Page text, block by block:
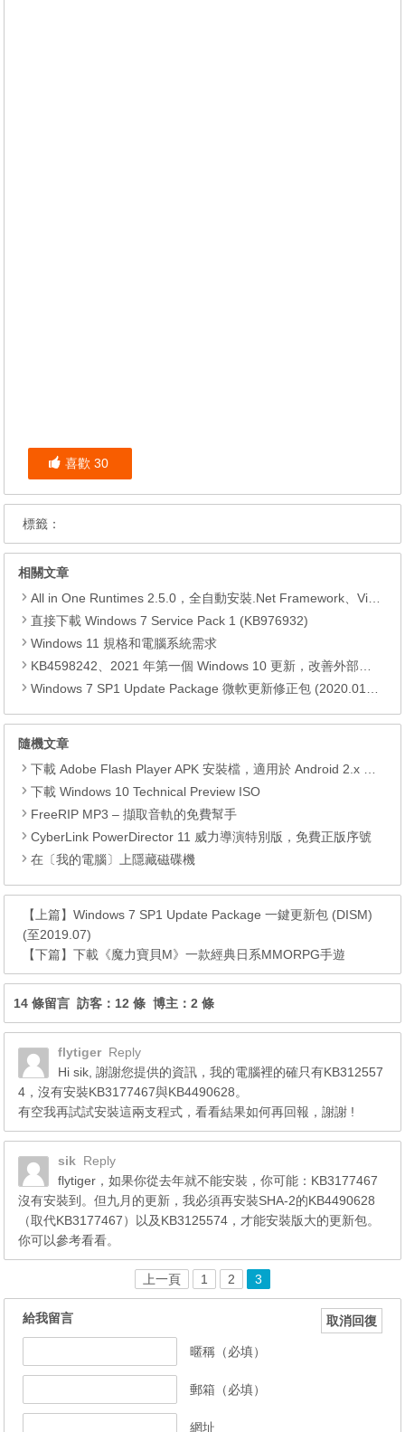
喜歡 30
標籤：
相關文章
All in One Runtimes 2.5.0，全自動安裝.Net Framework、Visual C++、DirectX、Flash Player、JRE
直接下載 Windows 7 Service Pack 1 (KB976932)
Windows 11 規格和電腦系統需求
KB4598242、2021 年第一個 Windows 10 更新，改善外部裝置安全性、解決HTTPS安全漏洞、印表機呼叫(RPC)漏洞
Windows 7 SP1 Update Package 微軟更新修正包 (2020.01月份)
隨機文章
下載 Adobe Flash Player APK 安裝檔，適用於 Android 2.x 至 4.4.x
下載 Windows 10 Technical Preview ISO
FreeRIP MP3 – 擷取音軌的免費幫手
CyberLink PowerDirector 11 威力導演特別版，免費正版序號
在〔我的電腦〕上隱藏磁碟機
【上篇】Windows 7 SP1 Update Package 一鍵更新包 (DISM)
(至2019.07)
【下篇】下載《魔力寶貝M》一款經典日系MMORPG手遊
14 條留言 訪客：12 條 博主：2 條
flytiger Reply
Hi sik, 謝謝您提供的資訊，我的電腦裡的確只有KB312557
4，沒有安裝KB3177467與KB4490628。
有空我再試試安裝這兩支程式，看看結果如何再回報，謝謝 !
sik
Reply
flytiger，如果你從去年就不能安裝，你可能：KB3177467
沒有安裝到。但九月的更新，我必須再安裝SHA-2的KB4490628
（取代KB3177467）以及KB3125574，才能安裝版大的更新包。
你可以參考看看。
上一頁 1 2 3
給我留言 取消回復
暱稱（必填）
郵箱（必填）
網址